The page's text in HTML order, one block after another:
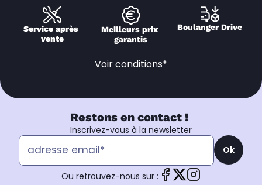
Service après
vente
Meilleurs prix
garantis
Boulanger Drive
Voir conditions*
Restons en contact !
Inscrivez-vous à la newsletter
Ok
Ou retrouvez-nous sur :